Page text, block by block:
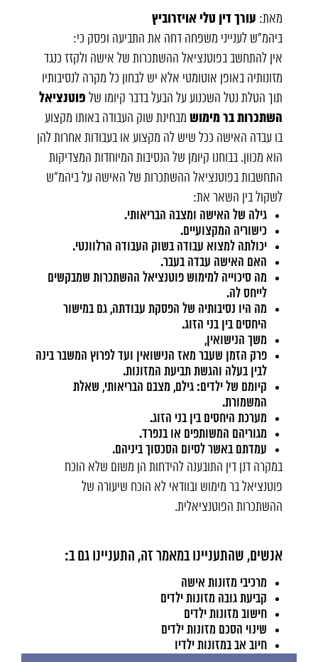
מאת: עורך דין טלי אויזרוביץ
ביהמ"ש לענייני משפחה דחה את התביעה ופסק כי:
אין להתחשב בפוטנציאל ההשתכרות של אישה ולקזז כנגד
מזונותיה באופן אוטומטי אלא יש לבחון כל מקרה לנסיבותיו
תוך הטלת נטל השכנוע על הבעל בדבר קיומו של פוטנציאל
השתכרות בר מימושמבחינת שוק העבודה באותו מקצוע
בו עבדה האישה ככל שיש לה מקצוע או בעבודות אחרות להן
הוא מכוון. בבוחנו קיומן של הנסיבות המיוחדות המצדיקות
התחשבות בפוטנציאל ההשתכרות של האישה על ביהמ"ש
לשקול בין השאר את:
גילה של האישה ומצבה הבריאותי.
כישוריה המקצועיים.
יכולתה למצוא עבודה בשוק העבודה הרלוונטי.
האם האישה עבדה בעבר.
מה סיכוייה למימוש פוטנציאל ההשתכרות שמבקשים
לייחס לה.
מה היו נסיבותיה של הפסקת עבודתה, גם במישור
היחסים בין בני הזוג.
משך הנישואין,
פרק הזמן שעבר מאז הנישואין ועד לפרוץ המשבר בינה
לבין בעלה והגשת תביעת המזונות.
קיומם של ילדים: גילם, מצבם הבריאותי, שאלת
המשמורת.
מערכת היחסים בין בני הזוג.
מגוריהם המשותפים או בנפרד.
עמדתם באשר לסיום הסכסוך ביניהם.
במקרה דנן דין התובענה להידחות הן משום שלא הוכח
פוטנציאל בר מימוש ובוודאי לא הוכח שיעורה של
ההשתכרות הפוטנציאלית.
אנשים, שהתעניינו במאמר זה, התעניינו גם ב:
מרכיבי מזונות אישה
קביעת גובה מזונות ילדים
חישוב מזונות ילדים
שינוי הסכם מזונות ילדים
חיוב אב במזונות ילדיו